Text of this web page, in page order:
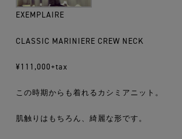
EXEMPLAIRE
CLASSIC MARINIERE CREW NECK
¥111,000+tax
この時期からも着れるカシミアニット。
肌触りはもちろん、綺麗な形です。